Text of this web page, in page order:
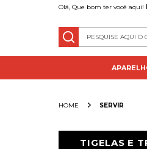
Olá, Que bom ter você aqui!
SERVIR
TIGELAS E